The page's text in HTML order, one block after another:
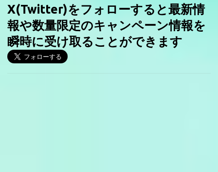
X(Twitter)をフォローすると最新情
報や数量限定のキャンペーン情報を
瞬時に受け取ることができます